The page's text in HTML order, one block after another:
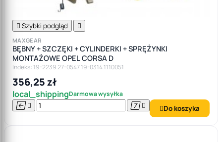
 Szybki podgląd 
MAXGEAR
BĘBNY + SZCZĘKI + CYLINDERKI + SPRĘŻYNKI
MONTAŻOWE OPEL CORSA D
Indeks: 19-2239 27-0547 19-0314 1110051
356,25 zł
local_shippingDarmowa wysyłka
    Do koszyka